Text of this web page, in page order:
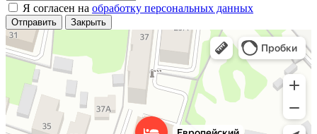
Я согласен на обработку персональных данных
Отправить Закрыть